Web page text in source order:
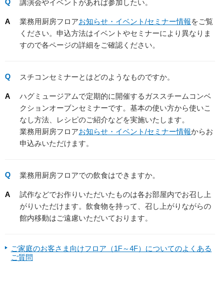
講演会やイベントがあれば参加したい。
業務用厨房フロアお知らせ・イベント/セミナー情報をご覧
ください。申込方法はイベントやセミナーにより異なりま
すので各ページの詳細をご確認ください。
スチコンセミナーとはどのようなものですか。
ハグミュージアムで定期的に開催するガススチームコンベ
クションオーブンセミナーです。基本の使い方から使いこ
なし方法、レシピのご紹介などを実施いたします。
業務用厨房フロアお知らせ・イベント/セミナー情報からお
申込みいただけます。
業務用厨房フロアでの飲食はできますか。
試作などでお作りいただいたものは各お部屋内でお召し上
がりいただけます。飲食物を持って、召し上がりながらの
館内移動はご遠慮いただいております。
ご家庭のお客さま向けフロア（1F～4F）についてのよくある
ご質問